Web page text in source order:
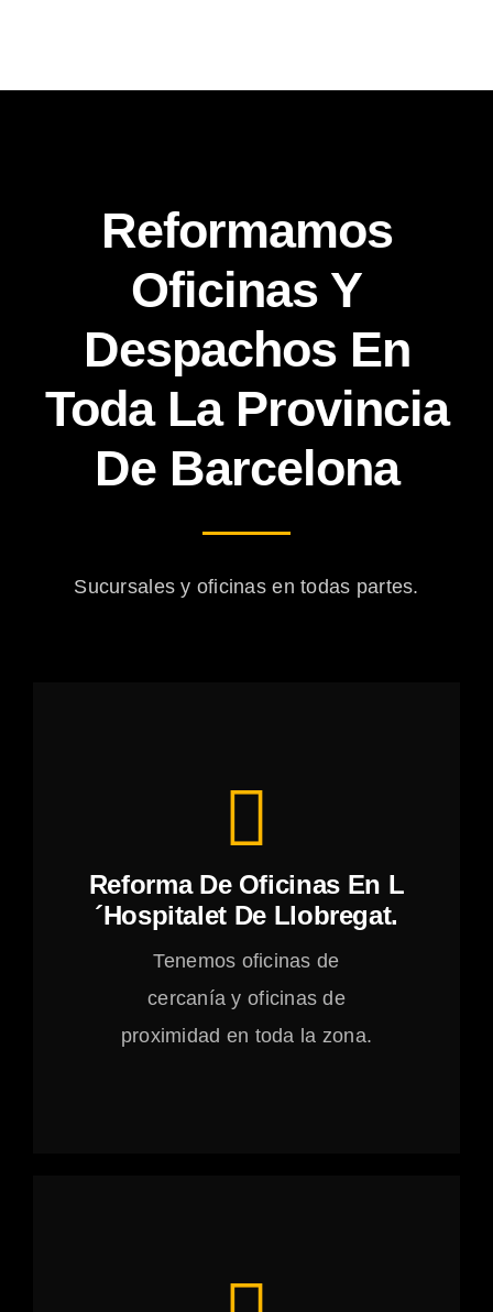
Reformamos
Oficinas Y
Despachos En
Toda La Provincia
De Barcelona
Sucursales y oficinas en todas partes.
Reforma De Oficinas En L
´Hospitalet De Llobregat.
Tenemos oficinas de
cercanía y oficinas de
proximidad en toda la zona.